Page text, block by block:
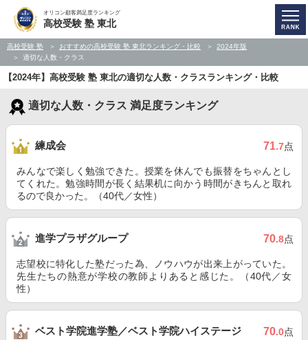
オリコン顧客満足度ランキング
高校受験 塾 東北
高校受験 塾 おすすめの高校受験 塾 東北ランキング・比較
2024年版
適切な人数・クラス
【2024年】高校受験 塾 東北の適切な人数・クラスランキング・比較
適切な人数・クラス 満足度ランキング
練成会 71.7点
みんなで楽しく勉強できた。授業を休んでも振替をちゃんとし
てくれた。勉強時間が長く結果机に向かう時間がきちんと取れ
るので良かった。（40代／女性）
進学プラザグループ 70.8点
志望校に特化した塾だった為、ノウハウが出来上がっていた。
先生たちの熱意が学校の教師よりあると感じた。（40代／女
性）
ベスト学院進学塾／ベスト学院ハイステージ 70.0点